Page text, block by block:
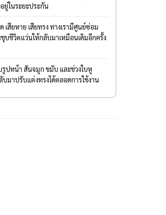
ยู่ในระยะประกัน
สียหาย เสียทรง ทางเรามีศูนย์ซ่อม
บชีวิตแว่นให้กลับมาเหมือนเดิมอีกครั้ง
รูปหน้า สันจมูก ขมับ และช่วงใบหู
มาปรับแต่งทรงได้ตลอดการใช้งาน